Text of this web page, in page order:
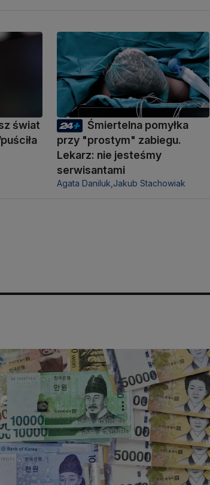
świat
Śmiertelna pomyłka
przy "prostym" zabiegu.
Lekarz: nie jesteśmy
serwisantami
Agata Daniluk, Jakub Stachowiak